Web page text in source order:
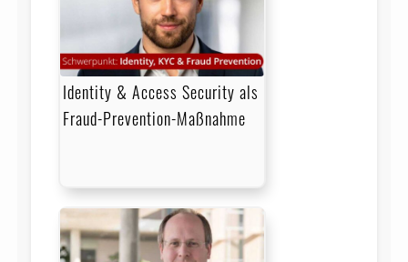
Identity & Access Security als
Fraud-Prevention-Maßnahme